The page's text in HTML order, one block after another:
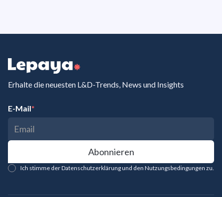
Erhalte die neuesten L&D-Trends, News und Insights
E-Mail*
Ich stimme der Datenschutzerklärung und den Nutzungsbedingungen zu.